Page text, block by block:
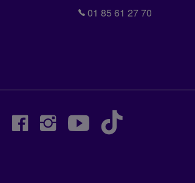
01 85 61 27 70